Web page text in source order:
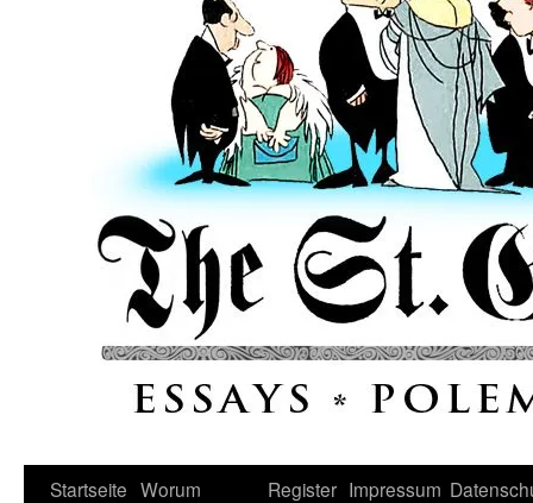
Startseite Worum
Register Impressum